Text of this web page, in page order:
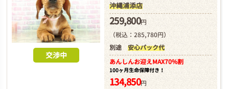
交渉中
沖縄浦添店
259,800円
（税込：285,780円）
別途 安心パック代
あんしんお迎えMAX70%割
100ヶ月生命保障付き！
134,850円